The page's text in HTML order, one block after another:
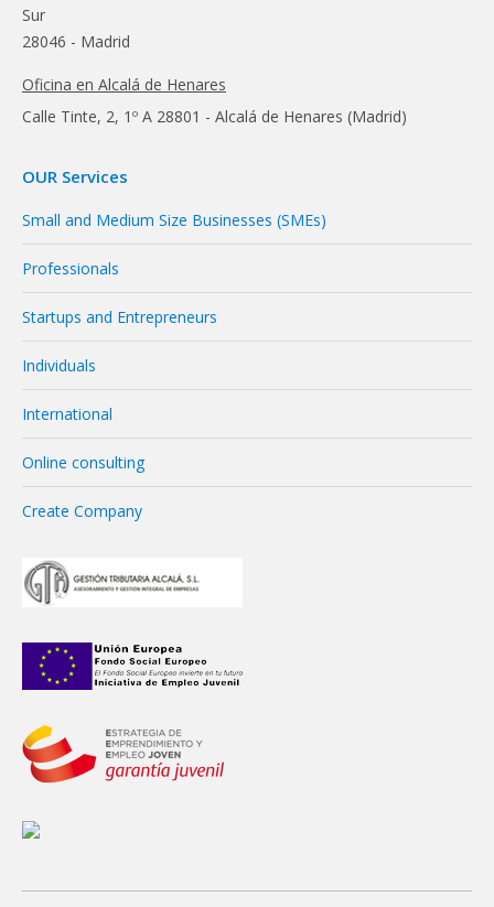
Sur
28046 - Madrid
Oficina en Alcalá de Henares
Calle Tinte, 2, 1º A 28801 - Alcalá de Henares (Madrid)
OUR Services
Small and Medium Size Businesses (SMEs)
Professionals
Startups and Entrepreneurs
Individuals
International
Online consulting
Create Company